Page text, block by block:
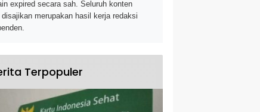
expired secara sah. Seluruh konten
disajikan merupakan hasil kerja redaksi
Terpopuler